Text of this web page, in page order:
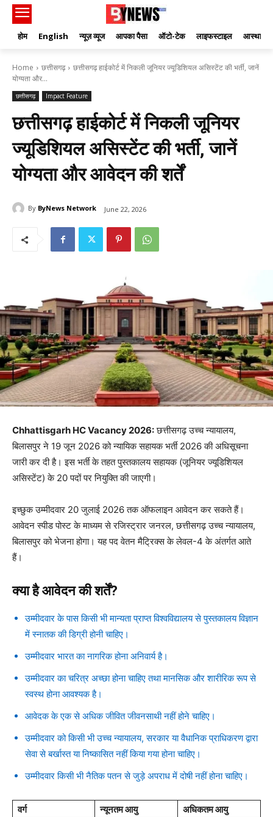
होम English न्यूज़ व्यूज आपका पैसा ऑटो-टेक लाइफस्टाइल आस्था
Home छत्तीसगढ़
छत्तीसगढ़ हाईकोर्ट में निकली जूनियर ज्यूडिशियल असिस्टेंट की भर्ती, जानें
योग्यता और...
छत्तीसगढ़ Impact Feature
छत्तीसगढ़ हाईकोर्ट में निकली जूनियर
ज्यूडिशियल असिस्टेंट की भर्ती, जानें
योग्यता और आवेदन की शर्तें
By ByNews Network June 22, 2026
Chhattisgarh HC Vacancy 2026:छत्तीसगढ़ उच्च न्यायालय,
बिलासपुर ने 19 जून 2026 को न्यायिक सहायक भर्ती 2026 की अधिसूचना
जारी कर दी है। इस भर्ती के तहत पुस्तकालय सहायक (जूनियर ज्यूडिशियल
असिस्टेंट) के 20 पदों पर नियुक्ति की जाएगी।
इच्छुक उम्मीदवार 20 जुलाई 2026 तक ऑफलाइन आवेदन कर सकते हैं।
आवेदन स्पीड पोस्ट के माध्यम से रजिस्ट्रार जनरल, छत्तीसगढ़ उच्च न्यायालय,
बिलासपुर को भेजना होगा। यह पद वेतन मैट्रिक्स के लेवल-4 के अंतर्गत आते
हैं।
क्या है आवेदन की शर्तें?
उम्मीदवार के पास किसी भी मान्यता प्राप्त विश्वविद्यालय से पुस्तकालय विज्ञान
में स्नातक की डिग्री होनी चाहिए।
उम्मीदवार भारत का नागरिक होना अनिवार्य है।
उम्मीदवार का चरित्र अच्छा होना चाहिए तथा मानसिक और शारीरिक रूप से
स्वस्थ होना आवश्यक है।
आवेदक के एक से अधिक जीवित जीवनसाथी नहीं होने चाहिए।
उम्मीदवार को किसी भी उच्च न्यायालय, सरकार या वैधानिक प्राधिकरण द्वारा
सेवा से बर्खास्त या निष्कासित नहीं किया गया होना चाहिए।
उम्मीदवार किसी भी नैतिक पतन से जुड़े अपराध में दोषी नहीं होना चाहिए।
वर्ग न्यूनतम आयु
अधिकतम आयु